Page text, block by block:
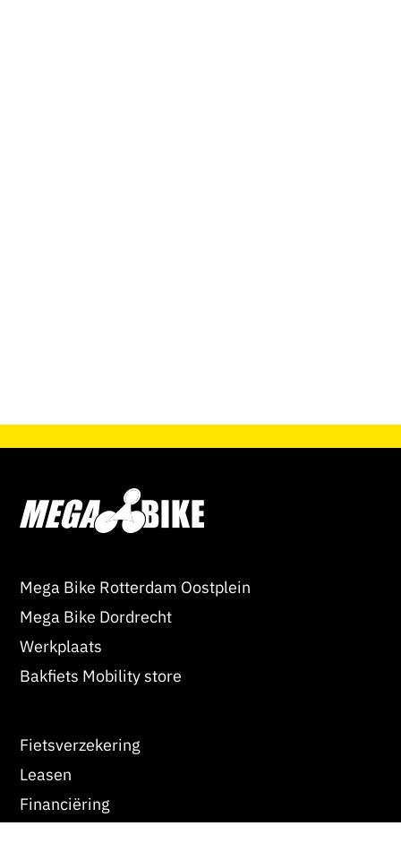
Mega Bike Rotterdam Oostplein
Mega Bike Dordrecht
Werkplaats
Bakfiets Mobility store
Fietsverzekering
Leasen
Financiëring